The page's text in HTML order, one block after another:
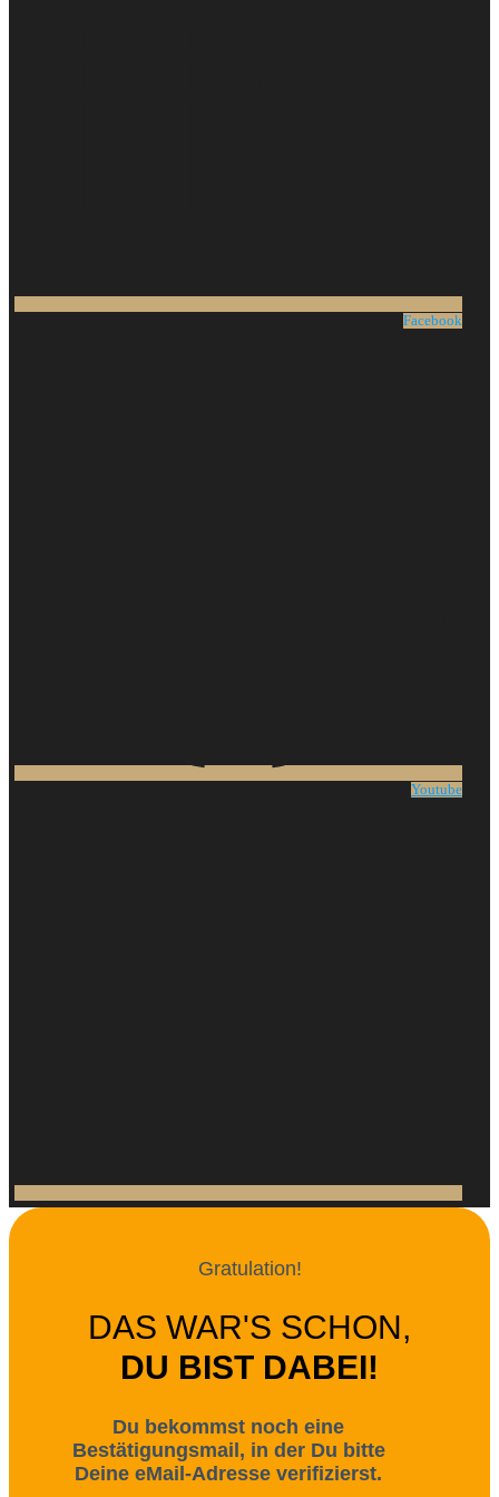
Facebook
Youtube
Gratulation!
DAS WAR'S SCHON,
DU BIST DABEI!
Du bekommst noch eine
Bestätigungsmail, in der Du bitte
Deine eMail-Adresse verifizierst.